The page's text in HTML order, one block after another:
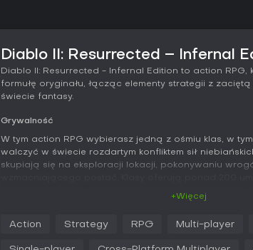
Diablo II: Resurrected – Infernal
Diablo II: Resurrected - Infernal Edition to action RPG,
formułę oryginału, łącząc elementy strategii z
świecie fantasy.
Grywalność
W tym action RPG wybierasz jedną z ośmiu klas, w
walczyć w świecie rozdartym konfliktem sił
skupiają się na eksploracji lokacji, pokonywaniu
czasie rzeczywistym wymaga precyzji w
+Więcej
Action Strategy RPG Multi-player